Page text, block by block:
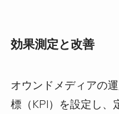
効果測定と改善
オウンドメディアの
標（KPI）を設定し、